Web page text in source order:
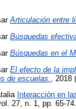
Articulación entre
Búsquedas
Búsquedas en el
El efecto de la
de escuelas.
,
Interacción en
27, n. 1, pp. 65-